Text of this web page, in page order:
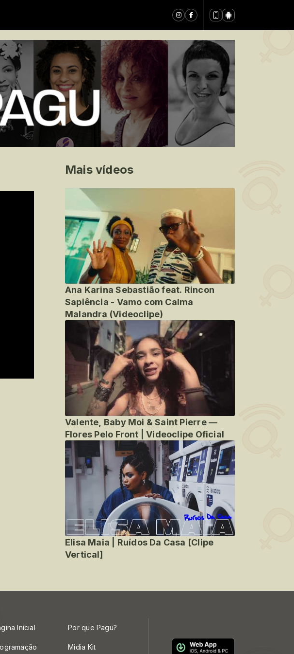
Mais vídeos
Ana Karina Sebastião feat. Rincon
Sapiência - Vamo com Calma
Malandra (Videoclipe)
Valente, Baby Moi & Saint Pierre —
Flores Pelo Front | Videoclipe Oficial
Elisa Maia | Ruídos Da Casa [Clipe
Vertical]
Inicial Por que Pagu?
Midia Kit